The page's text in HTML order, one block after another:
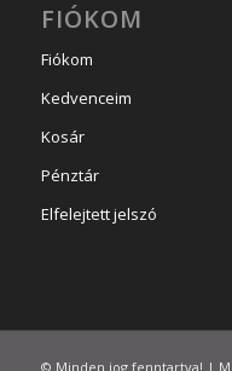
FIÓKOM
Fiókom
Kedvenceim
Kosár
Pénztár
Elfelejtett jelszó
© Minden jog fenntartva! |